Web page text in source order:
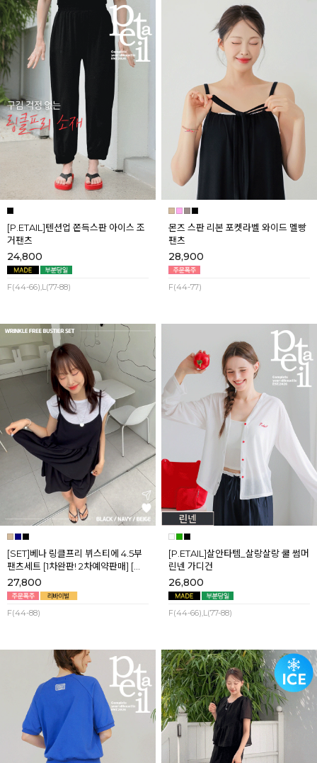
[P.ETAIL]텐션업 쫀득스판 아이스 조
거팬츠
24,800
F(44-66),L(77-88)
몬즈 스판 리본 포켓라벨 와이드 멜빵
팬츠
28,900
F(44-77)
[SET]베나 링클프리 뷔스티에 4.5부
팬츠세트 [1차완판! 2차예약판매] [네
이비,블랙] 8월셋째주 순차배송
27,800
F(44-88)
[P.ETAIL]살안타템_살랑살랑 쿨 썸머
린넨 가디건
26,800
F(44-66),L(77-88)